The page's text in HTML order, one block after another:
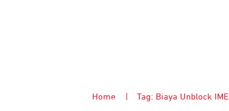
Home Tag: Biaya Unblock IMEI